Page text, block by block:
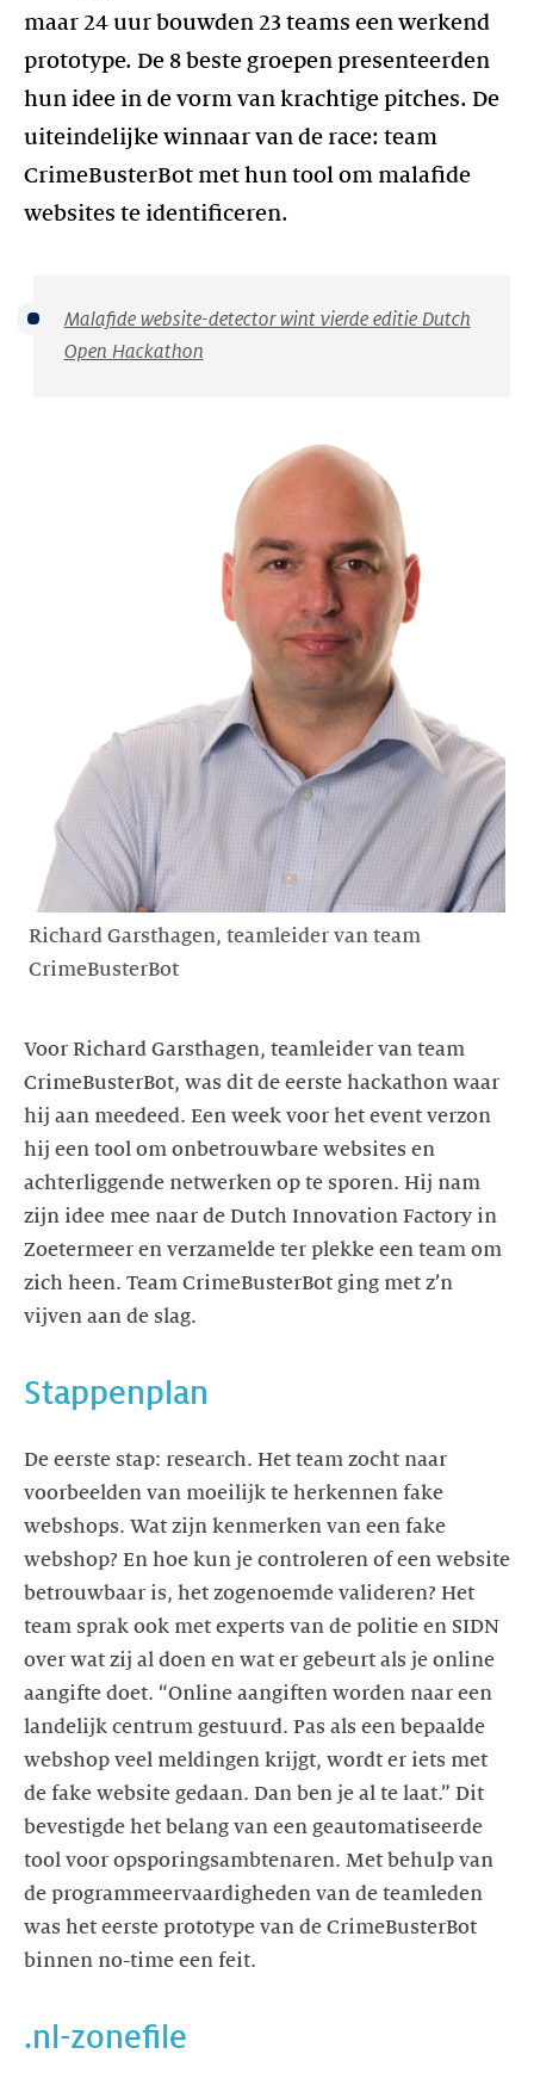
maar 24 uur bouwden 23 teams een werkend
prototype. De 8 beste groepen presenteerden
hun idee in de vorm van krachtige pitches. De
uiteindelijke winnaar van de race: team
CrimeBusterBot met hun tool om malafide
websites te identificeren.
Malafide website-detector wint vierde editie Dutch
Open Hackathon
Richard Garsthagen, teamleider van team
CrimeBusterBot
Voor Richard Garsthagen, teamleider van team
CrimeBusterBot, was dit de eerste hackathon waar
hij aan meedeed. Een week voor het event verzon
hij een tool om onbetrouwbare websites en
achterliggende netwerken op te sporen. Hij nam
zijn idee mee naar de Dutch Innovation Factory in
Zoetermeer en verzamelde ter plekke een team om
zich heen. Team CrimeBusterBot ging met z’n
vijven aan de slag.
Stappenplan
De eerste stap: research. Het team zocht naar
voorbeelden van moeilijk te herkennen fake
webshops. Wat zijn kenmerken van een fake
webshop? En hoe kun je controleren of een website
betrouwbaar is, het zogenoemde valideren? Het
team sprak ook met experts van de politie en SIDN
over wat zij al doen en wat er gebeurt als je online
aangifte doet. “Online aangiften worden naar een
landelijk centrum gestuurd. Pas als een bepaalde
webshop veel meldingen krijgt, wordt er iets met
de fake website gedaan. Dan ben je al te laat.” Dit
bevestigde het belang van een geautomatiseerde
tool voor opsporingsambtenaren. Met behulp van
de programmeervaardigheden van de teamleden
was het eerste prototype van de CrimeBusterBot
binnen no-time een feit.
.nl-zonefile